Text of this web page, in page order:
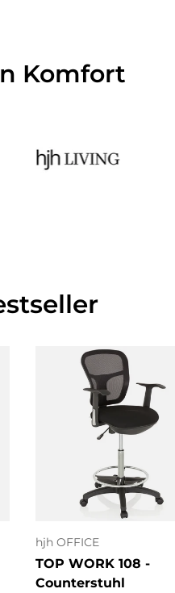
Komfort
hjh OFFICE
TOP WORK 108 -
Counterstuhl
In den Warenkorb